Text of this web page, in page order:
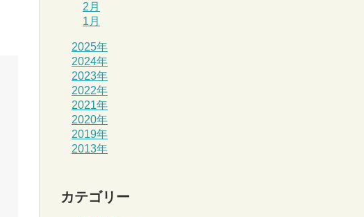
2月
1月
2025年
2024年
2023年
2022年
2021年
2020年
2019年
2013年
カテゴリー